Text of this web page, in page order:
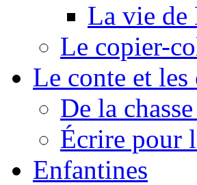
La vie de
Le copier-
Le conte et les
De la
Écrire pour
Enfantines